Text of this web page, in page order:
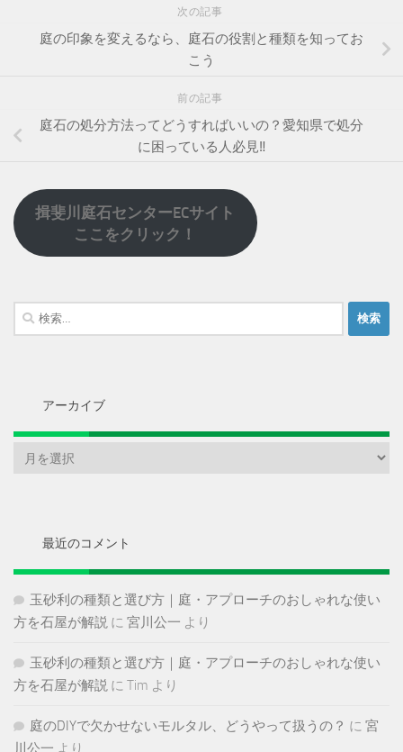
次の記事
庭の印象を変えるなら、庭石の役割と種類を知ってお
こう
前の記事
庭石の処分方法ってどうすればいいの？愛知県で処分
に困っている人必見‼
揖斐川庭石センターECサイト
ここをクリック！
検
索:
アーカイブ
最近のコメント
玉砂利の種類と選び方｜庭・アプローチのおしゃれな使い
方を石屋が解説 に 宮川公一 より
玉砂利の種類と選び方｜庭・アプローチのおしゃれな使い
方を石屋が解説 に Tim より
庭のDIYで欠かせないモルタル、どうやって扱うの？ に 宮
川公一 より